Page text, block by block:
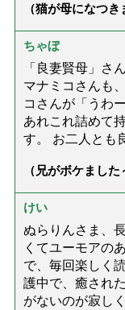
（猫が母になつ
ちゃぼ
「良妻賢母」さ
マナミコさんも
コさんが「うわ
あれこれ詰めて
す。 お二人とも
（兄がボケまし
達』が届きました
けい
ぬらりんさま、
くてユーモアの
で、毎回楽しく
護中で、癒され
がないのが寂し